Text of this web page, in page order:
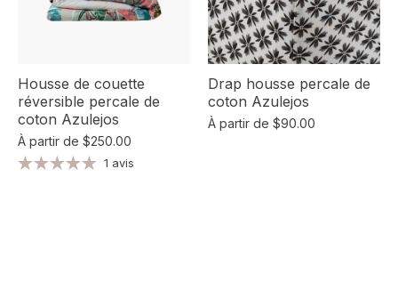
Housse de couette
réversible percale de
coton Azulejos
À partir de $250.00
1 avis
Drap housse percale de
coton Azulejos
À partir de $90.00